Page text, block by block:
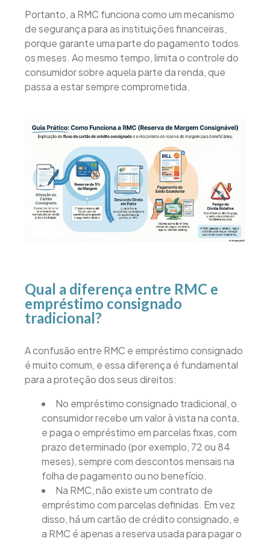
Portanto, a RMC funciona como um mecanismo
de segurança para as instituições financeiras,
porque garante uma parte do pagamento todos
os meses. Ao mesmo tempo, limita o controle do
consumidor sobre aquela parte da renda, que
passa a estar sempre comprometida.
Qual a diferença entre RMC e
empréstimo consignado
tradicional?
A confusão entre RMC e empréstimo consignado
é muito comum, e essa diferença é fundamental
para a proteção dos seus direitos:
No empréstimo consignado tradicional, o
consumidor recebe um valor à vista na conta,
e paga o empréstimo em parcelas fixas, com
prazo determinado (por exemplo, 72 ou 84
meses), sempre com descontos mensais na
folha de pagamento ou no benefício.
Na RMC, não existe um contrato de
empréstimo com parcelas definidas. Em vez
disso, há um cartão de crédito consignado, e
a RMC é apenas a reserva usada para pagar o